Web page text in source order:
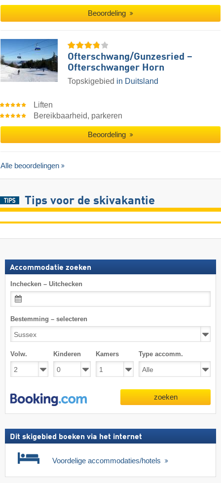
Beoordeling
Ofterschwang/​Gunzesried –
Ofterschwanger Horn
Topskigebied in Duitsland
Liften
Bereikbaarheid, parkeren
Beoordeling
Alle beoordelingen
Tips voor de skivakantie
Accommodatie zoeken
Inchecken – Uitchecken
Bestemming – selecteren
Volw. Kinderen Kamers Type accomm.
zoeken
Dit skigebied boeken via het internet
Voordelige accommodaties/hotels